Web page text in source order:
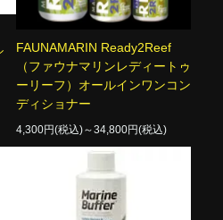
FAUNAMARIN Ready2Reef
（ファウナマリンレディートゥ
ーリーフ）オールインワンコン
ディショナー
4,300円(税込)～34,800円(税込)